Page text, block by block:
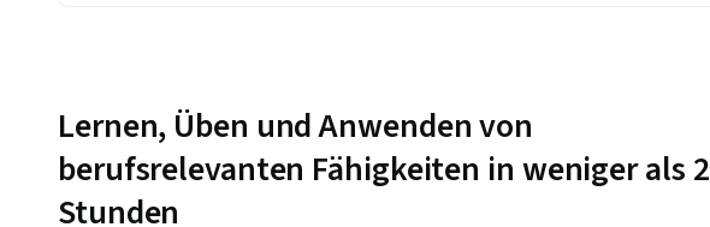
Lernen, Üben und Anwenden von
berufsrelevanten Fähigkeiten in weniger als 2
Stunden